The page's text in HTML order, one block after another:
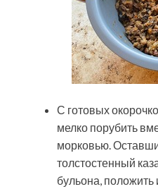
С готовых
мелко порубить
морковью.
толстостенный
бульона,